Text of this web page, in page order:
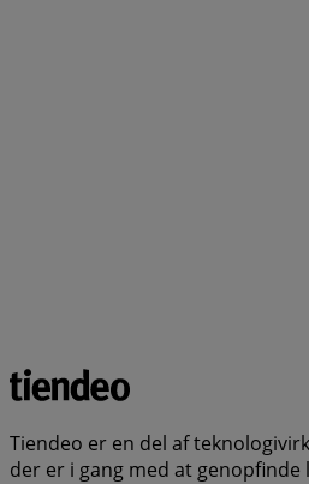
Tiendeo er en del af
der er i gang med at